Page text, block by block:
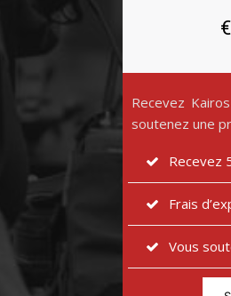
€
Recevez
soutenez une
Recevez
Frais
Vous